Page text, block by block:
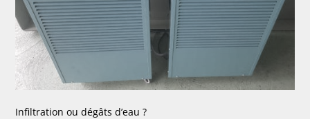
Infiltration ou dégâts d’eau ?